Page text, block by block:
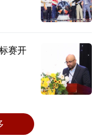
赛开